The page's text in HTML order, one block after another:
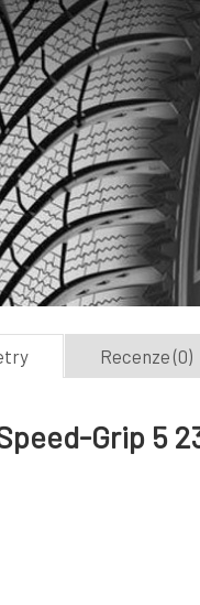
Recenze (0)
Grip 5